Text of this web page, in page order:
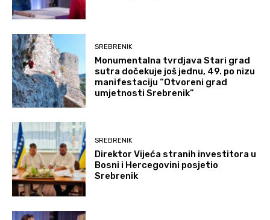
SREBRENIK
Monumentalna tvrdjava Stari grad
sutra dočekuje još jednu, 49. po nizu
manifestaciju “Otvoreni grad
umjetnosti Srebrenik”
SREBRENIK
Direktor Vijeća stranih investitora u
Bosni i Hercegovini posjetio
Srebrenik